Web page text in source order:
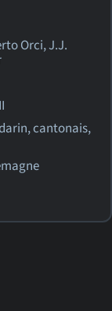
Orci, J.J.
cantonais,